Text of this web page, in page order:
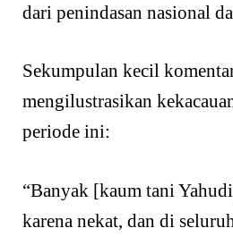
dari penindasan nasional
Sekumpulan kecil
mengilustrasikan
periode ini:
“Banyak [kaum tani
karena nekat, dan di